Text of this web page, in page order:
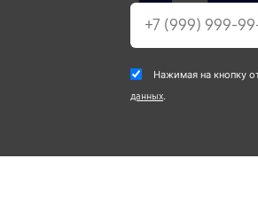
Нажимая на кнопку
данных.